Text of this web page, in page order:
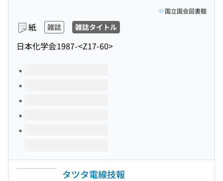
紙 雑誌 雑誌タイトル
日本化学会1987-<Z17-60>
国立国会図書館
このタイトルの巻号
タツタ電線技報